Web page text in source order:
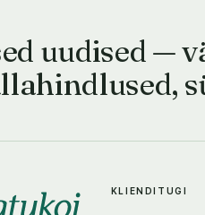
uudised —
KLIENDITUGI